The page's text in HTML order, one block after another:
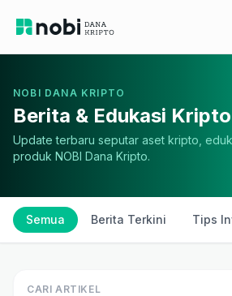
NOBI DANA KRIPTO
Berita & Edukasi Kripto
Update terbaru seputar aset kripto,
produk NOBI Dana Kripto.
Semua Berita Terkini Tips
CARI ARTIKEL